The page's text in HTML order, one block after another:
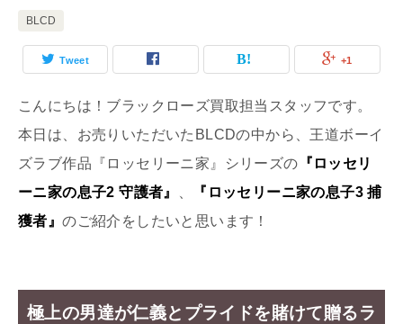
BLCD
Tweet +1
こんにちは！ブラックローズ買取担当スタッフです。
本日は、お売りいただいたBLCDの中から、王道ボーイ
ズラブ作品『ロッセリーニ家』シリーズの 『ロッセリ
ーニ家の息子2 守護者』
『ロッセリーニ家の息子3 捕
獲者』のご紹介をしたいと思います！
極上の男達が仁義とプライドを賭けて贈るラ